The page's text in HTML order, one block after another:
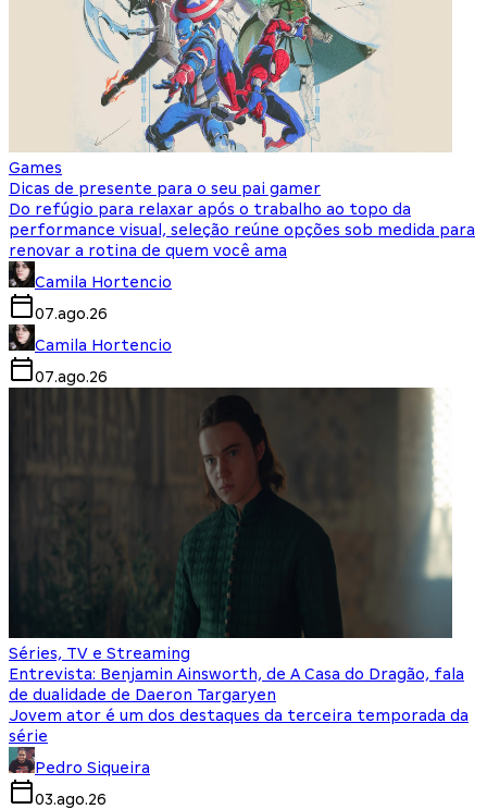
Games
Dicas de presente para o seu pai gamer
Do refúgio para relaxar após o trabalho ao topo da
performance visual, seleção reúne opções sob medida para
renovar a rotina de quem você ama
Camila Hortencio
07.ago.26
Camila Hortencio
07.ago.26
Séries, TV e Streaming
Entrevista: Benjamin Ainsworth, de A Casa do Dragão, fala
de dualidade de Daeron Targaryen
Jovem ator é um dos destaques da terceira temporada da
série
Pedro Siqueira
03.ago.26